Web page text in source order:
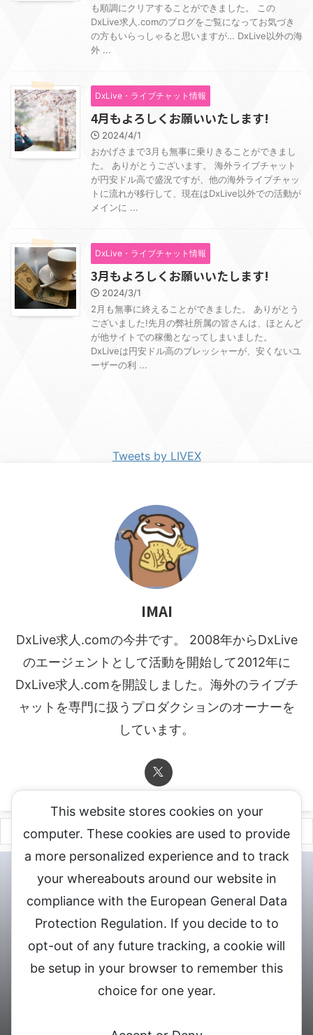
も順調にクリアすることができました。 この
DxLive求人.comのブログをご覧になってお気づき
の方もいらっしゃると思いますが… DxLive以外の海
外 ...
DxLive・ライブチャット情報
4月もよろしくお願いいたします!
2024/4/1
おかげさまで3月も無事に乗りきることができまし
た。 ありがとうございます。 海外ライブチャット
が円安ドル高で盛況ですが、他の海外ライブチャッ
トに流れが移行して、現在はDxLive以外での活動が
メインに ...
DxLive・ライブチャット情報
3月もよろしくお願いいたします!
2024/3/1
2月も無事に終えることができました。 ありがとう
ございました!先月の弊社所属の皆さんは、ほとんど
が他サイトでの稼働となってしまいました。
DxLiveは円安ドル高のプレッシャーが、安くないユ
ーザーの利 ...
Tweets by LIVEX
IMAI
DxLive求人.comの今井です。 2008年からDxLive
のエージェントとして活動を開始して2012年に
DxLive求人.comを開設しました。海外のライブチ
ャットを専門に扱うプロダクションのオーナーを
しています。
チャットレディ登録申込 DXLIVE求人.comへお問合せ
DXLIVE 退
会・解約・移籍の申請
式サイト
DXLIVEのチャットレディ求人情報サイト
This website stores cookies on your
computer. These cookies are used to provide
a more personalized experience and to track
your whereabouts around our website in
compliance with the European General Data
Protection Regulation. If you decide to to
opt-out of any future tracking, a cookie will
be setup in your browser to remember this
choice for one year.